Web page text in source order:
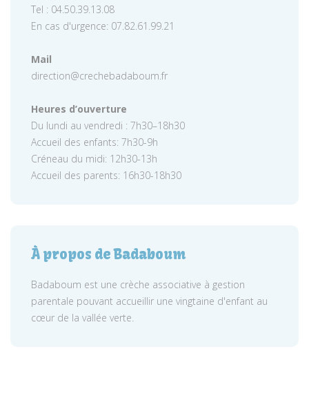
Tel : 04.50.39.13.08
En cas d'urgence: 07.82.61.99.21
Mail
direction@crechebadaboum.fr
Heures d’ouverture
Du lundi au vendredi : 7h30–18h30
Accueil des enfants: 7h30-9h
Créneau du midi: 12h30-13h
Accueil des parents: 16h30-18h30
À propos de Badaboum
Badaboum est une crèche associative à gestion
parentale pouvant accueillir une vingtaine d'enfant au
cœur de la vallée verte.